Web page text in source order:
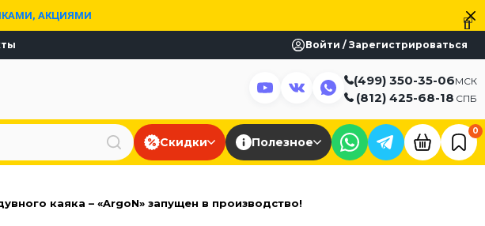
АКЦИЯМИ
Войти / Зарегистрироваться
(499) 350-35-06МСК
(812) 425-68-18 СПБ
Скидки Полезное
0
каяка – «ArgoN» запущен в производство!